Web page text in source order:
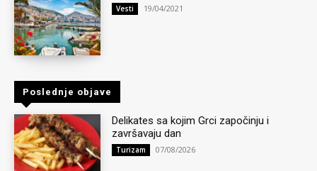
Vesti 19/04/2021
Poslednje objave
Delikates sa kojim Grci započinju i
završavaju dan
Turizam 07/08/2026